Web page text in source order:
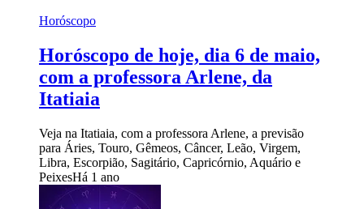
Horóscopo
Horóscopo de hoje, dia 6 de maio,
com a professora Arlene, da
Itatiaia
Veja na Itatiaia, com a professora Arlene, a previsão
para Áries, Touro, Gêmeos, Câncer, Leão, Virgem,
Libra, Escorpião, Sagitário, Capricórnio, Aquário e
PeixesHá 1 ano